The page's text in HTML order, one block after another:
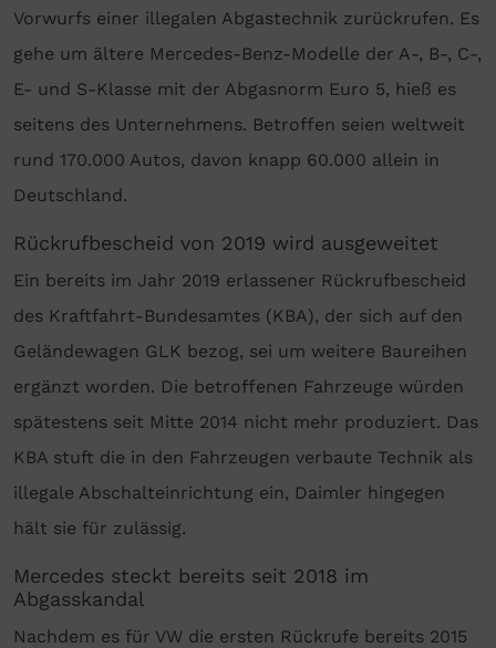
Vorwurfs einer illegalen Abgastechnik zurückrufen. Es
gehe um ältere Mercedes-Benz-Modelle der A-, B-, C-,
E- und S-Klasse mit der Abgasnorm Euro 5, hieß es
seitens des Unternehmens. Betroffen seien weltweit
rund 170.000 Autos, davon knapp 60.000 allein in
Deutschland.
Rückrufbescheid von 2019 wird ausgeweitet
Ein bereits im Jahr 2019 erlassener Rückrufbescheid
des Kraftfahrt-Bundesamtes (KBA), der sich auf den
Geländewagen GLK bezog, sei um weitere Baureihen
ergänzt worden. Die betroffenen Fahrzeuge würden
spätestens seit Mitte 2014 nicht mehr produziert. Das
KBA stuft die in den Fahrzeugen verbaute Technik als
illegale Abschalteinrichtung ein, Daimler hingegen
hält sie für zulässig.
Mercedes steckt bereits seit 2018 im
Abgasskandal
Nachdem es für VW die ersten Rückrufe bereits 2015